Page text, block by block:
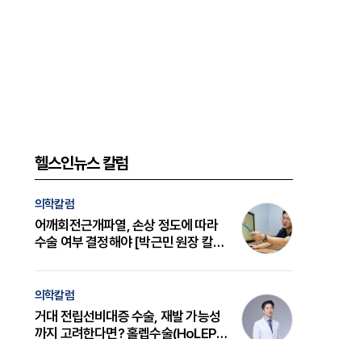
헬스인뉴스 칼럼
의학칼럼
어깨회전근개파열, 손상 정도에 따라
수술 여부 결정해야 [박근민 원장 칼
의학칼럼
거대 전립선비대증 수술, 재발 가능성
까지 고려한다면? 홀렙수술(HoLEP)